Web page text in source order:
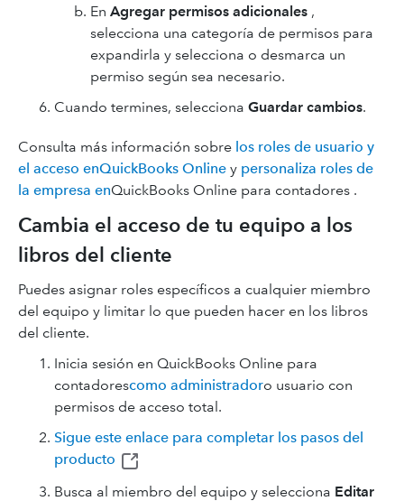
En Agregar permisos adicionales ,
selecciona una categoría de permisos para
expandirla y selecciona o desmarca un
permiso según sea necesario.
Cuando termines, selecciona Guardar cambios.
Consulta más información sobre los roles de usuario y
el acceso enQuickBooks Online y personaliza roles de
la empresa enQuickBooks Online para contadores .
Cambia el acceso de tu equipo a los
libros del cliente
Puedes asignar roles específicos a cualquier miembro
del equipo y limitar lo que pueden hacer en los libros
del cliente.
Inicia sesión en QuickBooks Online para
contadorescomo administradoro usuario con
permisos de acceso total.
Sigue este enlace para completar los pasos del
producto
Busca al miembro del equipo y selecciona Editar